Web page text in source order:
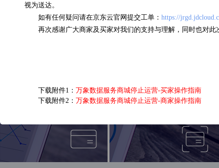
视为送达。
如有任何疑问请在京东云官网提交工单： https://
再次感谢广大商家及买家对我们的支持与理解，同时也对
下载附件1： 万象数据服务商城停止运营-买家操作指南
下载附件2： 万象数据服务商城停止运营-商家操作指南
企业三要素核验 OCR营业执照识别
银行卡四要素认证